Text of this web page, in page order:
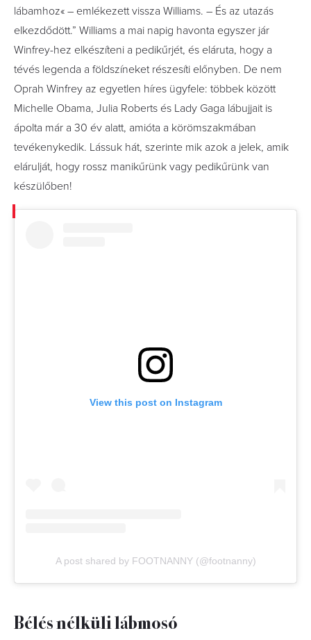
lábamhoz« – emlékezett vissza Williams. – És az utazás
elkezdődött.” Williams a mai napig havonta egyszer jár
Winfrey-hez elkészíteni a pedikűrjét, és eláruta, hogy a
tévés legenda a földszíneket részesíti előnyben. De nem
Oprah Winfrey az egyetlen híres ügyfele: többek között
Michelle Obama, Julia Roberts és Lady Gaga lábujjait is
ápolta már a 30 év alatt, amióta a körömszakmában
tevékenykedik. Lássuk hát, szerinte mik azok a jelek, amik
elárulját, hogy rossz manikűrünk vagy pedikűrünk van
készülőben!
View this post on Instagram
A post shared by FOOTNANNY (@footnanny)
Bélés nélküli lábmosó